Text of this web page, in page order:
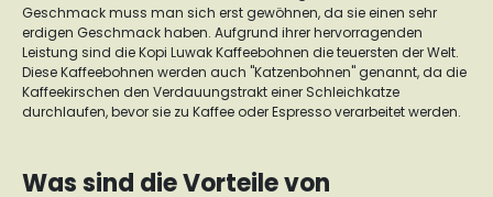
Geschmack muss man sich erst gewöhnen, da sie einen sehr
erdigen Geschmack haben. Aufgrund ihrer hervorragenden
Leistung sind die Kopi Luwak Kaffeebohnen die teuersten der Welt.
Diese Kaffeebohnen werden auch "Katzenbohnen" genannt, da die
Kaffeekirschen den Verdauungstrakt einer Schleichkatze
durchlaufen, bevor sie zu Kaffee oder Espresso verarbeitet werden.
Was sind die Vorteile von